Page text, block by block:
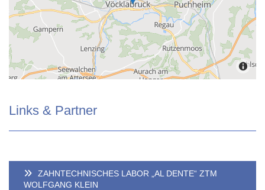
Links & Partner
ZAHNTECHNISCHES LABOR „AL DENTE“ ZTM
WOLFGANG KLEIN